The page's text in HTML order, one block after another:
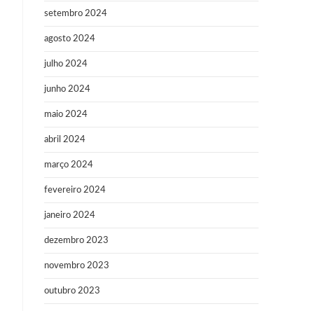
setembro 2024
agosto 2024
julho 2024
junho 2024
maio 2024
abril 2024
março 2024
fevereiro 2024
janeiro 2024
dezembro 2023
novembro 2023
outubro 2023